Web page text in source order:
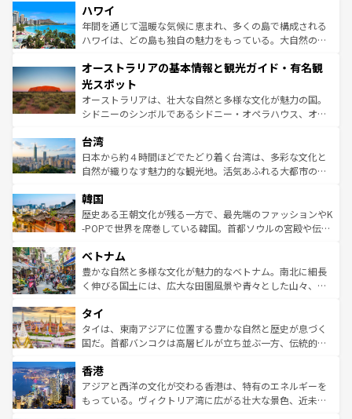
着のスイス情報は
のような巨大都市は、観光、ショッピング、エンターテイ
ンメントが詰まった刺激的なスポットだ。一方、アメリカ
西部には大自然が広がり、グランドキャニオンやイエロー
部のニューオーリンズでは、音楽と美食が融合した独特の
文化が魅力。旅行者はアメリカの各地域で異なる魅力を楽
しみながら、その多様性と豊かな歴史を感じることができ
るだろう。車でのロードトリップや列車の旅も、アメリカ
情報は
ハワイ
年間を通じて温暖な気候に恵まれ、多くの島で構成される
ハワイは、どの島も独自の魅力をもっている。大自然の神
ワイ島は見逃せない。また、定番の観光地といえばオアフ
島だが、静かな自然を求めるならマウイ島やカウアイ島が
おすすめ。エメラルドグリーンに輝く海をはじめ、豊かな
文化や歴史が息づいている。「アロハスピリット」と呼ば
人々、おいしいローカルフードやハワイアンミュージッ
ク、伝統的なフラダンスなど、すべてがハワイの魅力を彩
っている。訪れるたびに新しい発見と感動が待っているハ
はコンテンツ一覧
オーストラリアの基本情報と観光ガイド・有名観
光スポット
オーストラリアは、壮大な自然と多様な文化が魅力の国。
シドニーのシンボルであるシドニー・オペラハウス、オー
リアリーフや大陸中央部にそびえるウルル（エアーズロッ
ク）、タスマニアの美しい原生林やケアンズの熱帯雨林な
ど、見どころがたくさん。また、カフェやワイン、オージ
いる。アクティビティも充実しており、サーフィンやダイ
ビング、ハイキングなど、アウトドア好きにはたまらな
い。オーストラリアの多彩な魅力を存分に味わいつくそ
参照してほしい。
台湾
日本から約４時間ほどでたどり着く台湾は、多彩な文化と
自然が織りなす魅力的な観光地。活気あふれる大都市の台
ン）、静ひつな山岳地帯である台湾東部など、都市の喧騒
と山間の静けさが共存しており、訪れる人に新しい発見と
驚きをもたらしてくれる。また、奥深い台湾の食文化も魅
容にもいいと評判のスイーツなど、バラエティ豊かな料理
が味わえる。 なお、新着の台湾情報は コンテンツ一覧を参
照してほしい。
韓国
歴史ある王朝文化が残る一方で、最先端のファッションやK
-POPで世界を席巻している韓国。首都ソウルの宮殿や伝統
き、地方に足を延ばせば四季折々の自然美を楽しむことが
できる。そして、キムチや焼肉、絶品のストリートフード
まで、さまざまな韓国料理が待っている。夜には、韓国な
リティに包まれながら、韓国の多彩な魅力を心ゆくまで味
わってみてほしい。 なお、新着の韓国情報はコンテンツ一
覧を参照してほしい。
ベトナム
豊かな自然と多様な文化が魅力的なベトナム。南北に細長
く伸びる国土には、広大な田園風景や青々とした山々、世
急速な発展と共に伝統が息づく。ハノイの古い町並みやホ
ーチミン市のフランス統治時代の建物も、独特の雰囲気を
醸し出している。また、バラエティの豊かさとおいしさで
とつ。フォーやバインミー、ベトナムコーヒーなどは、ぜ
ひ現地で味わいたい。どの地域を訪れてもあたたかい人々
が旅行者を迎えてくれるので、きっと忘れられない旅にな
タイ
タイは、東南アジアに位置する豊かな自然と歴史が息づく
国だ。首都バンコクは高層ビルが立ち並ぶ一方、伝統的な
の活気が交差している。北部ではチェンマイなどの山岳地
帯で自然と触れ合い、南部ではプーケットやクラビの美し
いビーチでリゾート気分を楽しむことができる。タイ料理
香港
アジアと西洋の文化が交わる香港は、特有のエネルギーを
もっている。ヴィクトリア湾に広がる壮大な景色、近未来